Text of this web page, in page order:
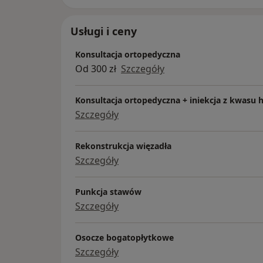
Usługi i ceny
Konsultacja ortopedyczna
Od 300 zł Szczegóły
Konsultacja ortopedyczna + iniekcja z kwasu
Szczegóły
Rekonstrukcja więzadła
Szczegóły
Punkcja stawów
Szczegóły
Osocze bogatopłytkowe
Szczegóły